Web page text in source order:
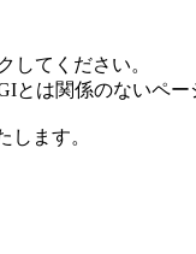
してください。
とは関係のないペ
します。